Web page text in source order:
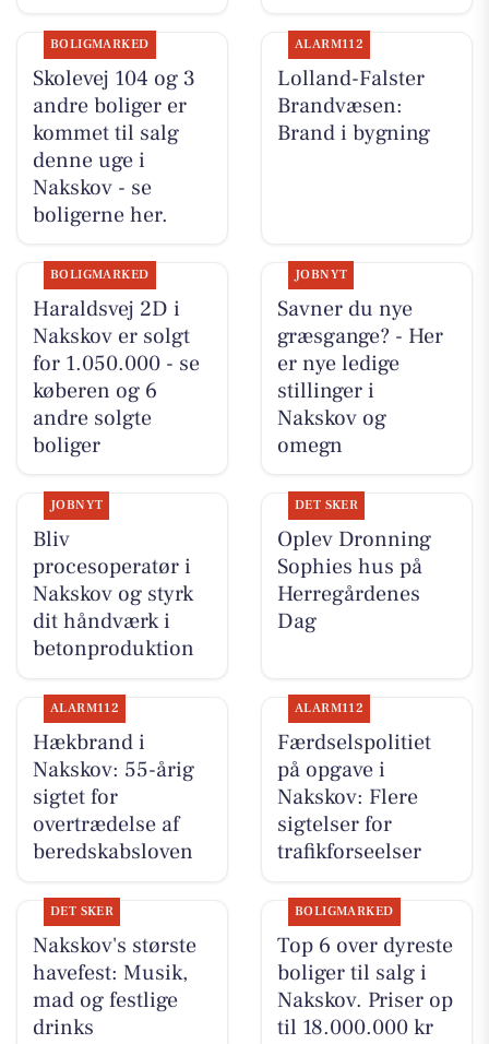
BOLIGMARKED
Skolevej 104 og 3
andre boliger er
kommet til salg
denne uge i
Nakskov - se
boligerne her.
ALARM112
Lolland-Falster
Brandvæsen:
Brand i bygning
BOLIGMARKED
Haraldsvej 2D i
Nakskov er solgt
for 1.050.000 - se
køberen og 6
andre solgte
boliger
JOBNYT
Savner du nye
græsgange? - Her
er nye ledige
stillinger i
Nakskov og
omegn
JOBNYT
Bliv
procesoperatør i
Nakskov og styrk
dit håndværk i
betonproduktion
DET SKER
Oplev Dronning
Sophies hus på
Herregårdenes
Dag
ALARM112
Hækbrand i
Nakskov: 55-årig
sigtet for
overtrædelse af
beredskabsloven
ALARM112
Færdselspolitiet
på opgave i
Nakskov: Flere
sigtelser for
trafikforseelser
DET SKER
Nakskov's største
havefest: Musik,
mad og festlige
drinks
BOLIGMARKED
Top 6 over dyreste
boliger til salg i
Nakskov. Priser op
til 18.000.000 kr